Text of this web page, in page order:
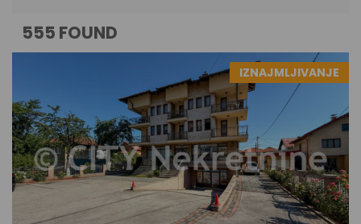
555 FOUND
IZNAJMLJIVANJE